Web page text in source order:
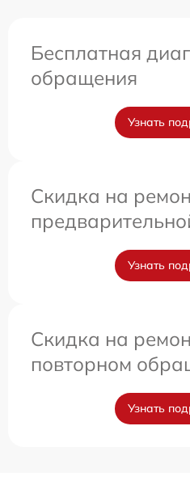
Бесплатная
обращения
Узнать
Скидка на
Узнать
Скидка на
повторном
Узнать